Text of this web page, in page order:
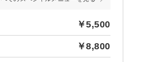
￥5,500
￥8,800